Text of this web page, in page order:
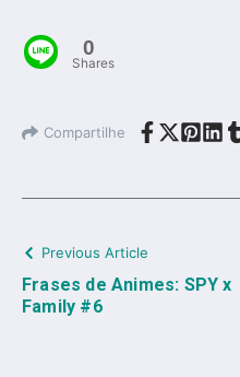
0
Shares
Compartilhe
Previous Article
Frases de Animes: SPY x
Family #6